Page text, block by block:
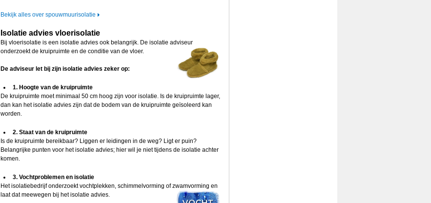
Bekijk alles over spouwmuurisolatie
Isolatie advies vloerisolatie
Bij vloerisolatie is een isolatie advies ook belangrijk. De isolatie adviseur
onderzoekt de kruipruimte en de conditie van de vloer.
De adviseur let bij zijn isolatie advies zeker op:
1. Hoogte van de kruipruimte
De kruipruimte moet minimaal 50 cm hoog zijn voor isolatie. Is de kruipruimte lager,
dan kan het isolatie advies zijn dat de bodem van de kruipruimte geïsoleerd kan
worden.
2. Staat van de kruipruimte
Is de kruipruimte bereikbaar? Liggen er leidingen in de weg? Ligt er puin?
Belangrijke punten voor het isolatie advies; hier wil je niet tijdens de isolatie achter
komen.
3. Vochtproblemen en isolatie
Het isolatiebedrijf onderzoekt vochtplekken, schimmelvorming of zwamvorming en
laat datmeewegen bij het isolatie advies.